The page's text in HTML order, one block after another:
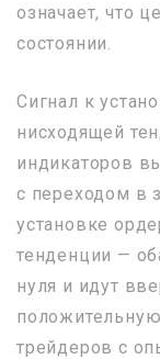
означает, что
состоянии.
Сигнал к
нисходящей
индикаторов
с переходом в
установке
тенденции —
нуля и идут
трейдеров с